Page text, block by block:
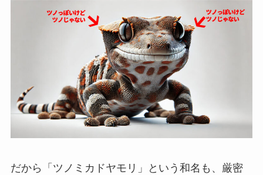
だから「ツノミカドヤモリ」という和名も、厳密